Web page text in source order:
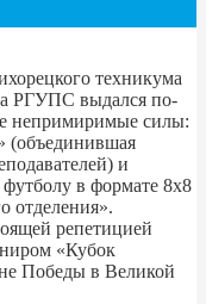
техникума
РГУПС выдался по-
непримиримые силы:
(объединившая
и
в формате 8х8
отделения».
репетицией
«Кубок
Победы в Великой